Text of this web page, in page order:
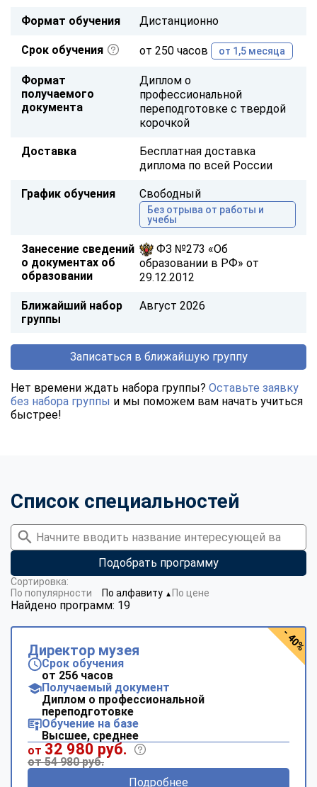
Формат обучения Дистанционно
Срок обучения от 250 часов от 1,5 месяца
Формат
получаемого
документа
Диплом о
профессиональной
переподготовке с твердой
корочкой
Доставка
Бесплатная доставка
диплома по всей России
График обучения Свободный
Без отрыва от работы и
учебы
Занесение сведений
о документах об
образовании
ФЗ №273 «Об
образовании в РФ» от
29.12.2012
Ближайший набор
группы
Август 2026
Записаться в ближайшую группу
Нет времени ждать набора группы? Оставьте заявку
без набора группы и мы поможем вам начать учиться
быстрее!
Список специальностей
Подобрать программу
Найдено программ: 19
Сортировка:
По популярности
По алфавиту ▼ По цене
Директор музея
Срок обучения
от 256 часов
Получаемый документ
Диплом о профессиональной
переподготовке
Обучение на базе
Высшее, среднее
от 32 980 руб.
от 54 980 руб.
Подробнее
- 40%